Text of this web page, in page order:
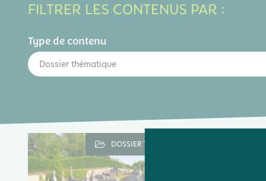
FILTRER LES CONTENUS PAR :
Type de contenu
Dossier thématique
DOSSIER THÉMATIQUE